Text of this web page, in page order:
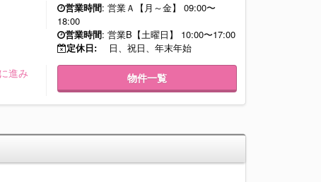
営業時間: 営業Ａ【月～金】 09:00〜
18:00
営業時間: 営業B【土曜日】 10:00〜17:00
定休日:
日、祝日、年末年始
進み
物件一覧